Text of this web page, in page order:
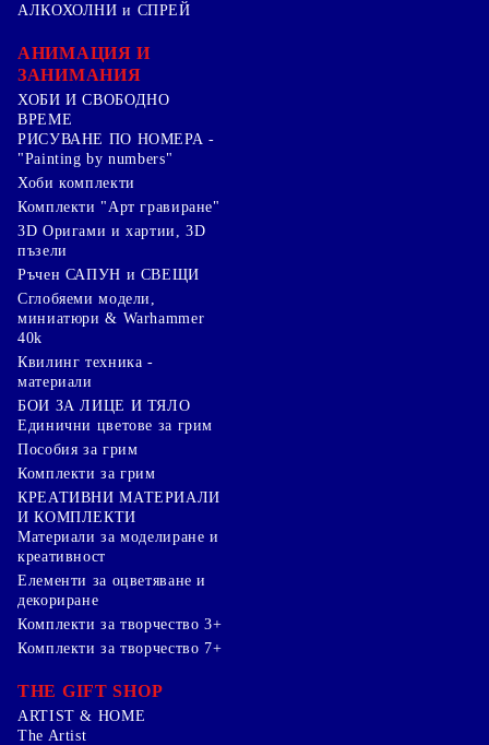
АЛКОХОЛНИ и СПРЕЙ
АНИМАЦИЯ И
ЗАНИМАНИЯ
ХОБИ И СВОБОДНО
ВРЕМЕ
РИСУВАНЕ ПО НОМЕРА -
"Painting by numbers"
Хоби комплекти
Комплекти "Арт гравиране"
3D Оригами и хартии, 3D
пъзели
Ръчен САПУН и СВЕЩИ
Сглобяеми модели,
миниатюри & Warhammer
40k
Квилинг техника -
материали
БОИ ЗА ЛИЦЕ И ТЯЛО
Единични цветове за грим
Пособия за грим
Комплекти за грим
КРЕАТИВНИ МАТЕРИАЛИ
И КОМПЛЕКТИ
Mатериали за моделиране и
креативност
Елементи за оцветяване и
декориране
Комплекти за творчество 3+
Комплекти за творчество 7+
THE GIFT SHOP
ARTIST & HOME
The Artist